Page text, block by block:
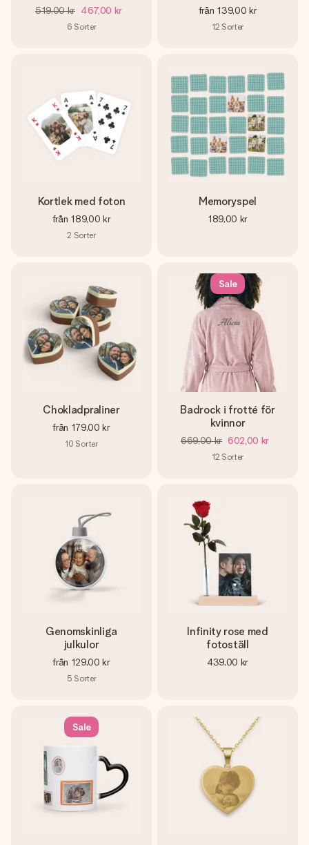
519,00 kr 467,00 kr
6 Sorter
från 139,00 kr
12 Sorter
Kortlek med foton
från 189,00 kr
2 Sorter
Memoryspel
189,00 kr
Chokladpraliner
från 179,00 kr
10 Sorter
Sale
Badrock i frotté för
kvinnor
669,00 kr 602,00 kr
12 Sorter
Genomskinliga
julkulor
från 129,00 kr
5 Sorter
Infinity rose med
fotoställ
439,00 kr
Sale